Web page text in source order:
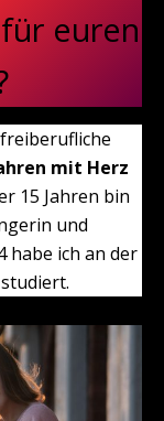
euren
mit Herz
15 Jahren bin
und
habe ich an der